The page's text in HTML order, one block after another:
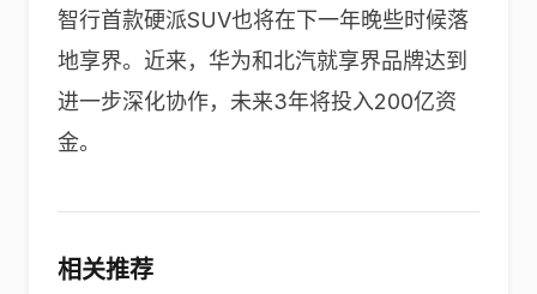
智行首款硬派SUV也将在下一年晚些时候落
地享界。近来，华为和北汽就享界品牌达到
进一步深化协作，未来3年将投入200亿资
金。
相关推荐